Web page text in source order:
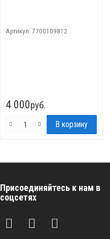
Артикул: 7700109812
4 000руб.
Присоединяйтесь к нам в
соцсетях